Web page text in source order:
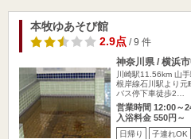
本牧ゆあそび館
2.9点/ 9 件
神奈川県 / 横浜
川崎駅11.56km 山
根岸線石川駅より元
バス停下車徒歩2…
営業時間 12:00～
入浴料金 550円～
日帰り 子連れOK